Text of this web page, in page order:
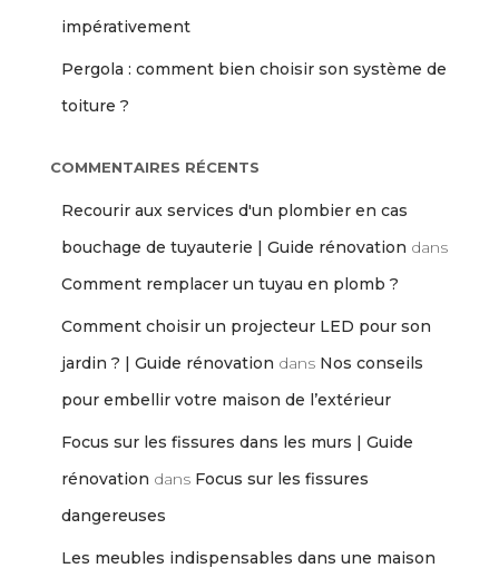
impérativement
Pergola : comment bien choisir son système de
toiture ?
COMMENTAIRES RÉCENTS
Recourir aux services d'un plombier en cas
bouchage de tuyauterie | Guide rénovation dans
Comment remplacer un tuyau en plomb ?
Comment choisir un projecteur LED pour son
jardin ? | Guide rénovation dans Nos conseils
pour embellir votre maison de l’extérieur
Focus sur les fissures dans les murs | Guide
rénovation dans Focus sur les fissures
dangereuses
Les meubles indispensables dans une maison